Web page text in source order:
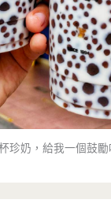
珍奶，給我一個鼓勵